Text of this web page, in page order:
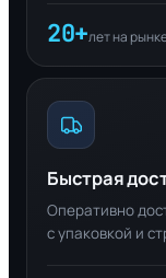
20+лет на
Быстрая
Оперативно
с упаковкой и